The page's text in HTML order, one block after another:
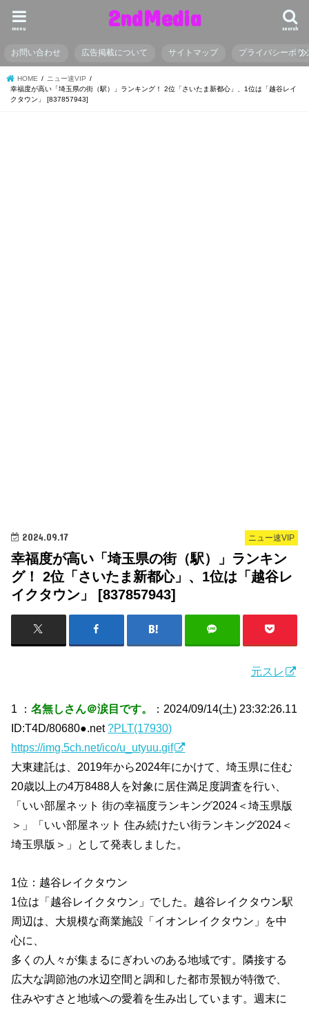
2ndMedia search
menu
お問い合わせ 広告掲載について サイトマップ プライバシーポリ
HOME
ニュー速VIP
幸福度が高い「埼玉県の街（駅）」ランキング！ 2位「さいたま新都心」、1位は「越谷レイ
クタウン」 [837857943]
ニュー速VIP
2024.09.17
幸福度が高い「埼玉県の街（駅）」ランキン
グ！ 2位「さいたま新都心」、1位は「越谷レ
イクタウン」 [837857943]
元スレ
1 ：名無しさん＠涙目です。
：2024/09/14(土) 23:32:26.11
ID:T4D/80680●.net?PLT(17930)
https://img.5ch.net/ico/u_utyuu.gif
大東建託は、2019年から2024年にかけて、埼玉県に住む
20歳以上の4万8488人を対象に居住満足度調査を行い、
「いい部屋ネット 街の幸福度ランキング2024＜埼玉県版
＞」「いい部屋ネット 住み続けたい街ランキング2024＜
埼玉県版＞」として発表しました。
1位：越谷レイクタウン
1位は「越谷レイクタウン」でした。越谷レイクタウン駅
周辺は、大規模な商業施設「イオンレイクタウン」を中
心に、
多くの人々が集まるにぎわいのある地域です。隣接する
広大な調節池の水辺空間と調和した都市景観が特徴で、
住みやすさと地域への愛着を生み出しています。週末に